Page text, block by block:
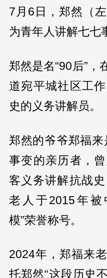
7月6日，郑然（
为青年人讲解七七
郑然是名“90后”，
道宛平城社区工
史的义务讲解员。
郑然的爷爷郑福
事变的亲历者，
客义务讲解抗战史
老人于2015年
模”荣誉称号。
2024年，郑福来
托郑然“这段历史